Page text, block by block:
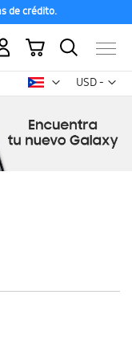
de crédito.
USD -
dólar
Mi carrito